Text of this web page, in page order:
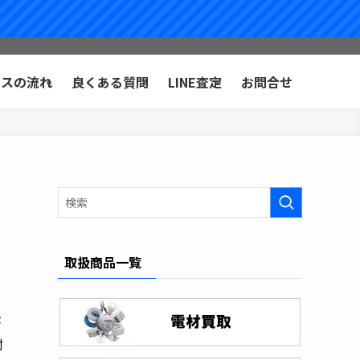
の流れ 良くある質問 LINE査定 お問合せ
取扱商品一覧